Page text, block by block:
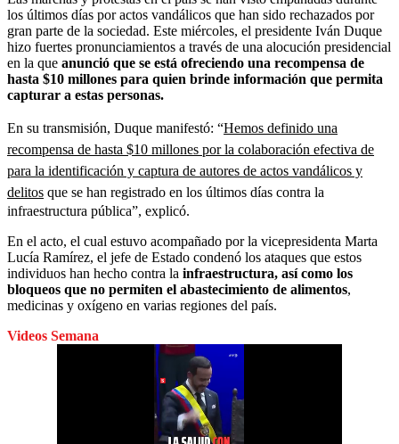
los últimos días por actos vandálicos que han sido rechazados por
gran parte de la sociedad. Este miércoles, el presidente Iván Duque
hizo fuertes pronunciamientos a través de una alocución presidencial
en la que anunció que se está ofreciendo una recompensa de
hasta $10 millones para quien brinde información que permita
capturar a estas personas.
En su transmisión, Duque manifestó: “Hemos definido una
recompensa de hasta $10 millones por la colaboración efectiva de
para la identificación y captura de autores de actos vandálicos y
delitos que se han registrado en los últimos días contra la
infraestructura pública”, explicó.
En el acto, el cual estuvo acompañado por la vicepresidenta Marta
Lucía Ramírez, el jefe de Estado condenó los ataques que estos
individuos han hecho contra la infraestructura, así como los
bloqueos que no permiten el abastecimiento de alimentos,
medicinas y oxígeno en varias regiones del país.
Videos Semana